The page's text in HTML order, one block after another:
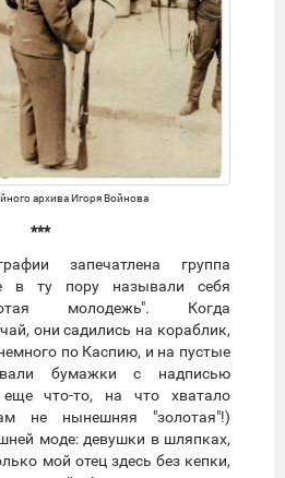
архива Игоря Войнова
***
запечатлена группа
в ту пору называли себя
молодежь". Когда
они садились на кораблик,
по Каспию, и на пустые
бумажки с надписью
что-то, на что хватало
не нынешняя "золотая"!)
моде: девушки в шляпках,
мой отец здесь без кепки,